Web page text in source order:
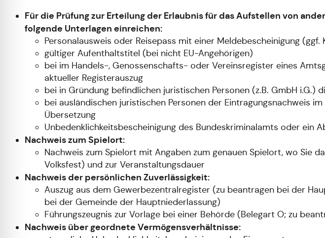
Für die Prüfung zur Erteilung der Erlaubnis für das Aufstellen von
folgende Unterlagen einreichen:
Personalausweis oder Reisepass mit einer Meldebescheinigung
gültiger Aufenthaltstitel (bei nicht EU-Angehörigen)
bei im Handels-, Genossenschafts- oder Vereinsregister eines
aktueller Registerauszug
bei in Gründung befindlichen juristischen Personen (z.B. GmbH
bei ausländischen juristischen Personen der Eintragungsnachweis
Übersetzung
Unbedenklichkeitsbescheinigung des Bundeskriminalamts oder ein
Nachweis zum Spielort:
Nachweis zum Spielort mit Angaben zum genauen Spielort, wo Sie
Volksfest) und zur Veranstaltungsdauer
Nachweis der persönlichen Zuverlässigkeit:
Auszug aus dem Gewerbezentralregister (zu beantragen bei der
bei der Gemeinde der Hauptniederlassung)
Führungszeugnis zur Vorlage bei einer Behörde (Belegart O; zu
Nachweis über geordnete Vermögensverhältnisse: